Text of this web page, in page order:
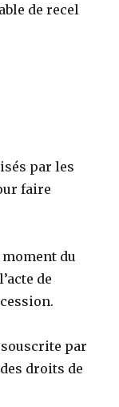
de recel
par les
faire
du
de
par
droits de